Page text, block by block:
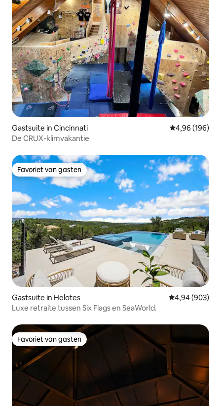
Gastsuite in Cincinnati Gemiddelde
4,96 (196)
De CRUX-klimvakantie
Favoriet van gasten
Favoriet van gasten
Gastsuite in Helotes Gemiddelde
4,94 (903)
Luxe retraite tussen Six Flags en SeaWorld.
Favoriet van gasten
Favoriet van gasten